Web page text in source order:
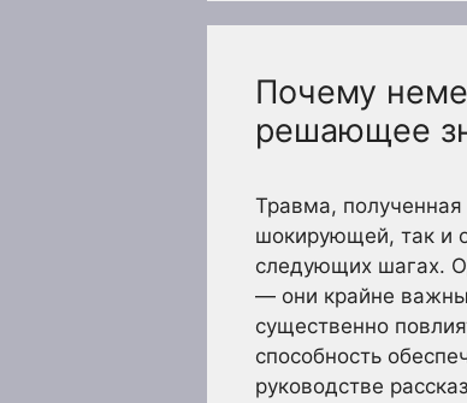
Почему
решающее
Травма,
шокирующей, так и
следующих шагах.
— они крайне
существенно
способность
руководстве